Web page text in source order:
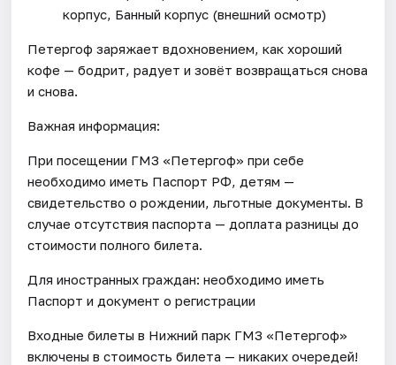
корпус, Банный корпус (внешний осмотр)
Петергоф заряжает вдохновением, как хороший
кофе — бодрит, радует и зовёт возвращаться снова
и снова.
Важная информация:
При посещении ГМЗ «Петергоф» при себе
необходимо иметь Паспорт РФ, детям —
свидетельство о рождении, льготные документы. В
случае отсутствия паспорта — доплата разницы до
стоимости полного билета.
Для иностранных граждан: необходимо иметь
Паспорт и документ о регистрации
Входные билеты в Нижний парк ГМЗ «Петергоф»
включены в стоимость билета — никаких очередей!